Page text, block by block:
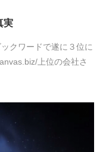
実
クワードで遂に３位に
上位の会社さ